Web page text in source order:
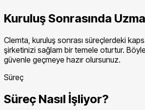
Kuruluş Sonrasında
Clemta, kuruluş sonrası süreçlerdeki
şirketinizi sağlam bir temele oturtur.
güvenle geçmeye hazır olursunuz.
Süreç
Süreç Nasıl İşliyor?